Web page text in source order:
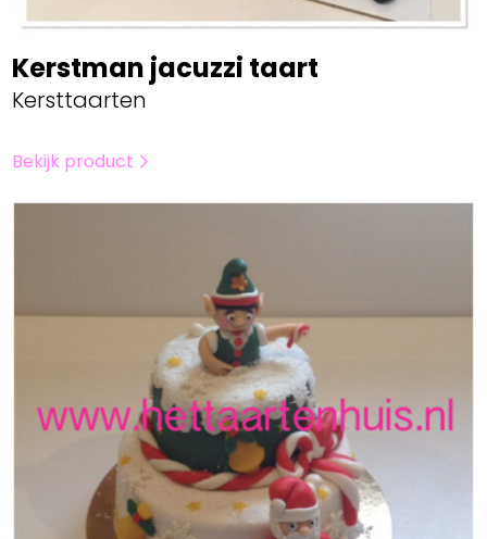
Kerstman jacuzzi taart
Kersttaarten
Bekijk product